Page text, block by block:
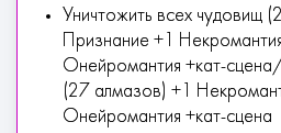
Уничтожить всех чудовищ
Признание +1 Некромантия
Онейромантия +кат-
(27 алмазов) +1
Онейромантия +кат-сцена